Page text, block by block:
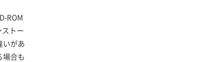
ROM
トー
いがあ
合も